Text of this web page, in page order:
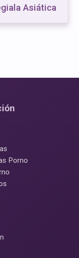
Asiática
Porno